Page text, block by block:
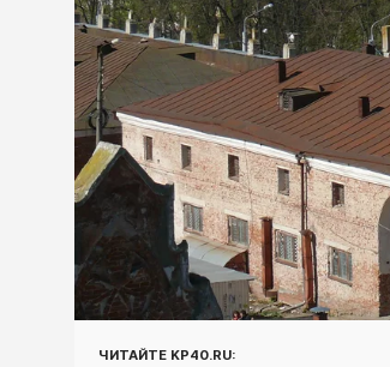
ЧИТАЙТЕ KP40.RU: